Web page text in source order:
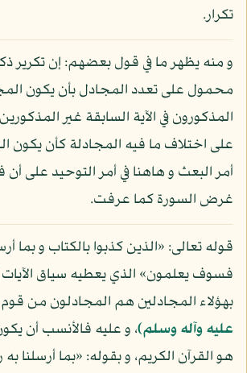
تكرار.
و منه يظهر ما في قول بعضهم: إن تكرير
محمول على تعدد المجادل بأن يكون
المذكورون في الآية السابقة غير
على اختلاف ما فيه المجادلة كأن يكون
أمر البعث و هاهنا في أمر التوحيد على
غرض السورة كما عرفت.
قوله تعالى: «الذين كذبوا بالكتاب و بما
فسوف يعلمون» الذي يعطيه سياق الآيات
بهؤلاء المجادلين هم المجادلون من قوم
عليه وآله وسلم)، و عليه فالأنسب أن
هو القرآن الكريم، و بقوله: «بما أرسلنا